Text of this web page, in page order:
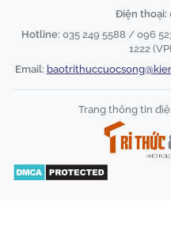
Điện thoại:
Hotline: 035 249 5588 / 096
1222
Email:
Trang thông tin